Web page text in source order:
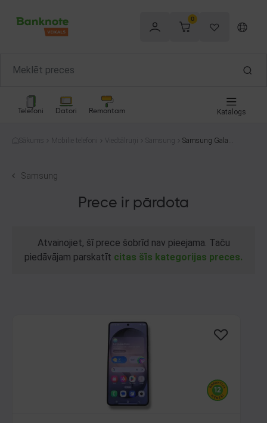
0
Telefoni Datori Remontam Katalogs
Sākums Mobilie telefoni Viedtālruņi Samsung
Samsung Galaxy
Samsung
Prece ir pārdota
Atvainojiet, šī prece šobrīd nav pieejama. Taču
piedāvājam parskatīt citas šīs kategorijas preces.